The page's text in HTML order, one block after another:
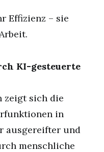
Effizienz – sie
KI-gesteuerte
zeigt sich die
in
ausgereifter und
menschliche